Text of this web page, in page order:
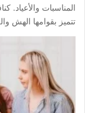
تتميز بقوامها الهش